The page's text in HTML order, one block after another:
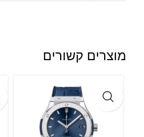
מוצרים קשורים